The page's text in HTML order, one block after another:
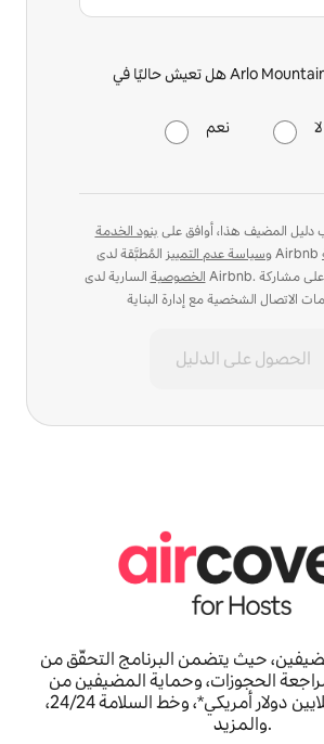
نعم لا
المضيف هذا، أوافق على بنود الخدمة
وسياسة عدم التمييز
الخصوصية السارية لدى Airbnb. أوافق على مشاركة Airbnb
الحصول على الدليل
حيث يتضمن البرنامج التحقّق من
الحجوزات، وحماية المضيفين من
الأضرار بقيمة 3 ملايين دولار أمريكي*، وخط السلامة 24/24،
والمزيد.